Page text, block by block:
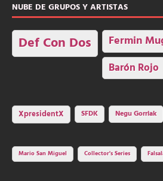
NUBE DE GRUPOS Y ARTISTAS
Def Con Dos Fermin
Barón Rojo
XpresidentX SFDK Negu Gorriak
Mario San Miguel
Collector's Series